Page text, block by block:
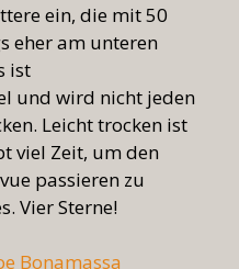
ein, die mit 50
eher am unteren
ist
und wird nicht jeden
Leicht trocken ist
viel Zeit, um den
passieren zu
Vier Sterne!
Bonamassa